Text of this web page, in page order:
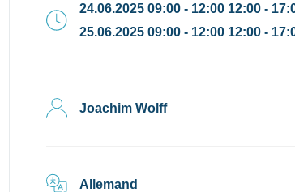
24.06.2025 09:00 - 12:00 12:00 -
25.06.2025 09:00 - 12:00 12:00 -
Joachim Wolff
Allemand